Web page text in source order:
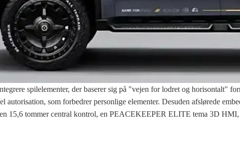
spilelementer, der baserer sig på "vejen for lodret og horisontalt"
som forbedrer personlige elementer. Desuden afslørede
15,6 tommer central kontrol, en PEACEKEEPER ELITE tema 3D